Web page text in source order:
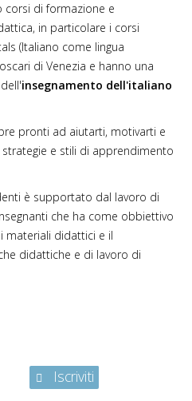
corsi di formazione e
in particolare i corsi
(Italiano come lingua
di Venezia e hanno una
insegnamento dell'italiano
pronti ad aiutarti, motivarti e
e stili di apprendimento
è supportato dal lavoro di
che ha come obbiettivo
materiali didattici e il
didattiche e di lavoro di
Iscriviti